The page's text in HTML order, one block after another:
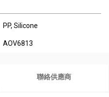
PP, Silicone
AOV6813
聯絡供應商